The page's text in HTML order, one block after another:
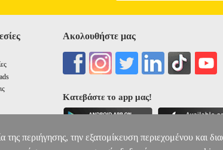
Ακολουθήστε μας
Κατεβάστε το app μας!
της περιήγησης, την εξατομίκευση περιεχομένου και